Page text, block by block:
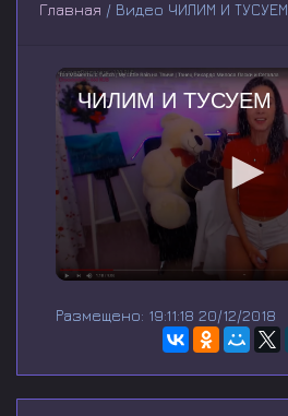
Главная / Видео ЧИЛИМ И ТУСУЕМ
ЧИЛИМ И ТУСУЕМ
e
n
Размещено: 19:11:18 20/12/2018